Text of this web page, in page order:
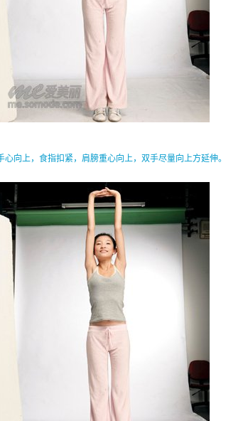
上，食指扣紧，肩膀重心向上，双手尽量向上方延伸。